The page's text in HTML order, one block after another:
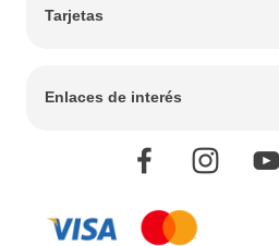
Tarjetas
Enlaces de interés